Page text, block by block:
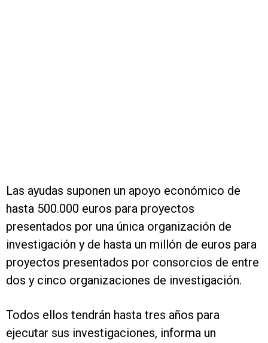
Las ayudas suponen un apoyo económico de
hasta 500.000 euros para proyectos
presentados por una única organización de
investigación y de hasta un millón de euros para
proyectos presentados por consorcios de entre
dos y cinco organizaciones de investigación.
Todos ellos tendrán hasta tres años para
ejecutar sus investigaciones, informa un